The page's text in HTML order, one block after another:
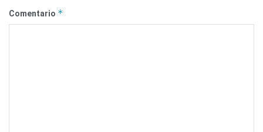
Comentario *